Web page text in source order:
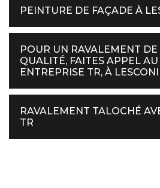
PEINTURE DE FAÇADE À
POUR UN RAVALEMENT DE
QUALITÉ, FAITES APPEL
ENTREPRISE TR, À
RAVALEMENT TALOCHÉ
TR